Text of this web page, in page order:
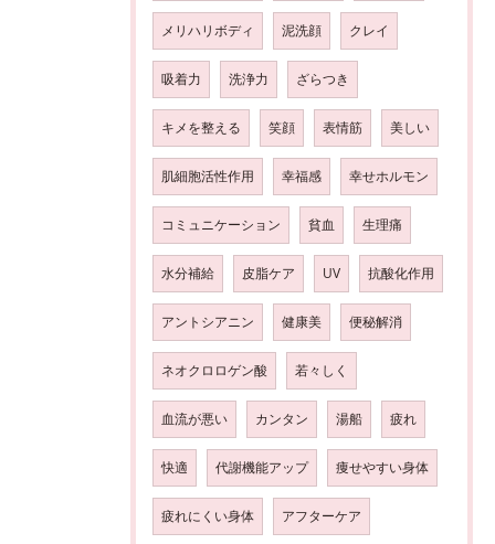
メリハリボディ 泥洗顔 クレイ
吸着力 洗浄力 ざらつき
キメを整える 笑顔 表情筋 美しい
肌細胞活性作用 幸福感 幸せホルモン
コミュニケーション 貧血 生理痛
水分補給 皮脂ケア UV 抗酸化作用
アントシアニン 健康美 便秘解消
ネオクロロゲン酸 若々しく
血流が悪い カンタン 湯船 疲れ
快適 代謝機能アップ 痩せやすい身体
疲れにくい身体 アフターケア